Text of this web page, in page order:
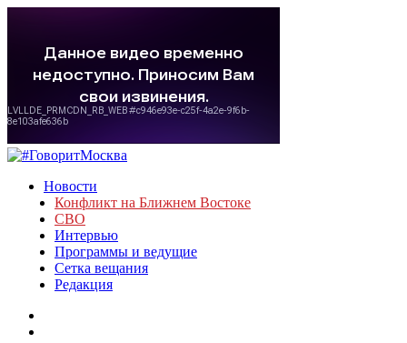
Новости
Конфликт на Ближнем Востоке
СВО
Интервью
Программы и ведущие
Сетка вещания
Редакция